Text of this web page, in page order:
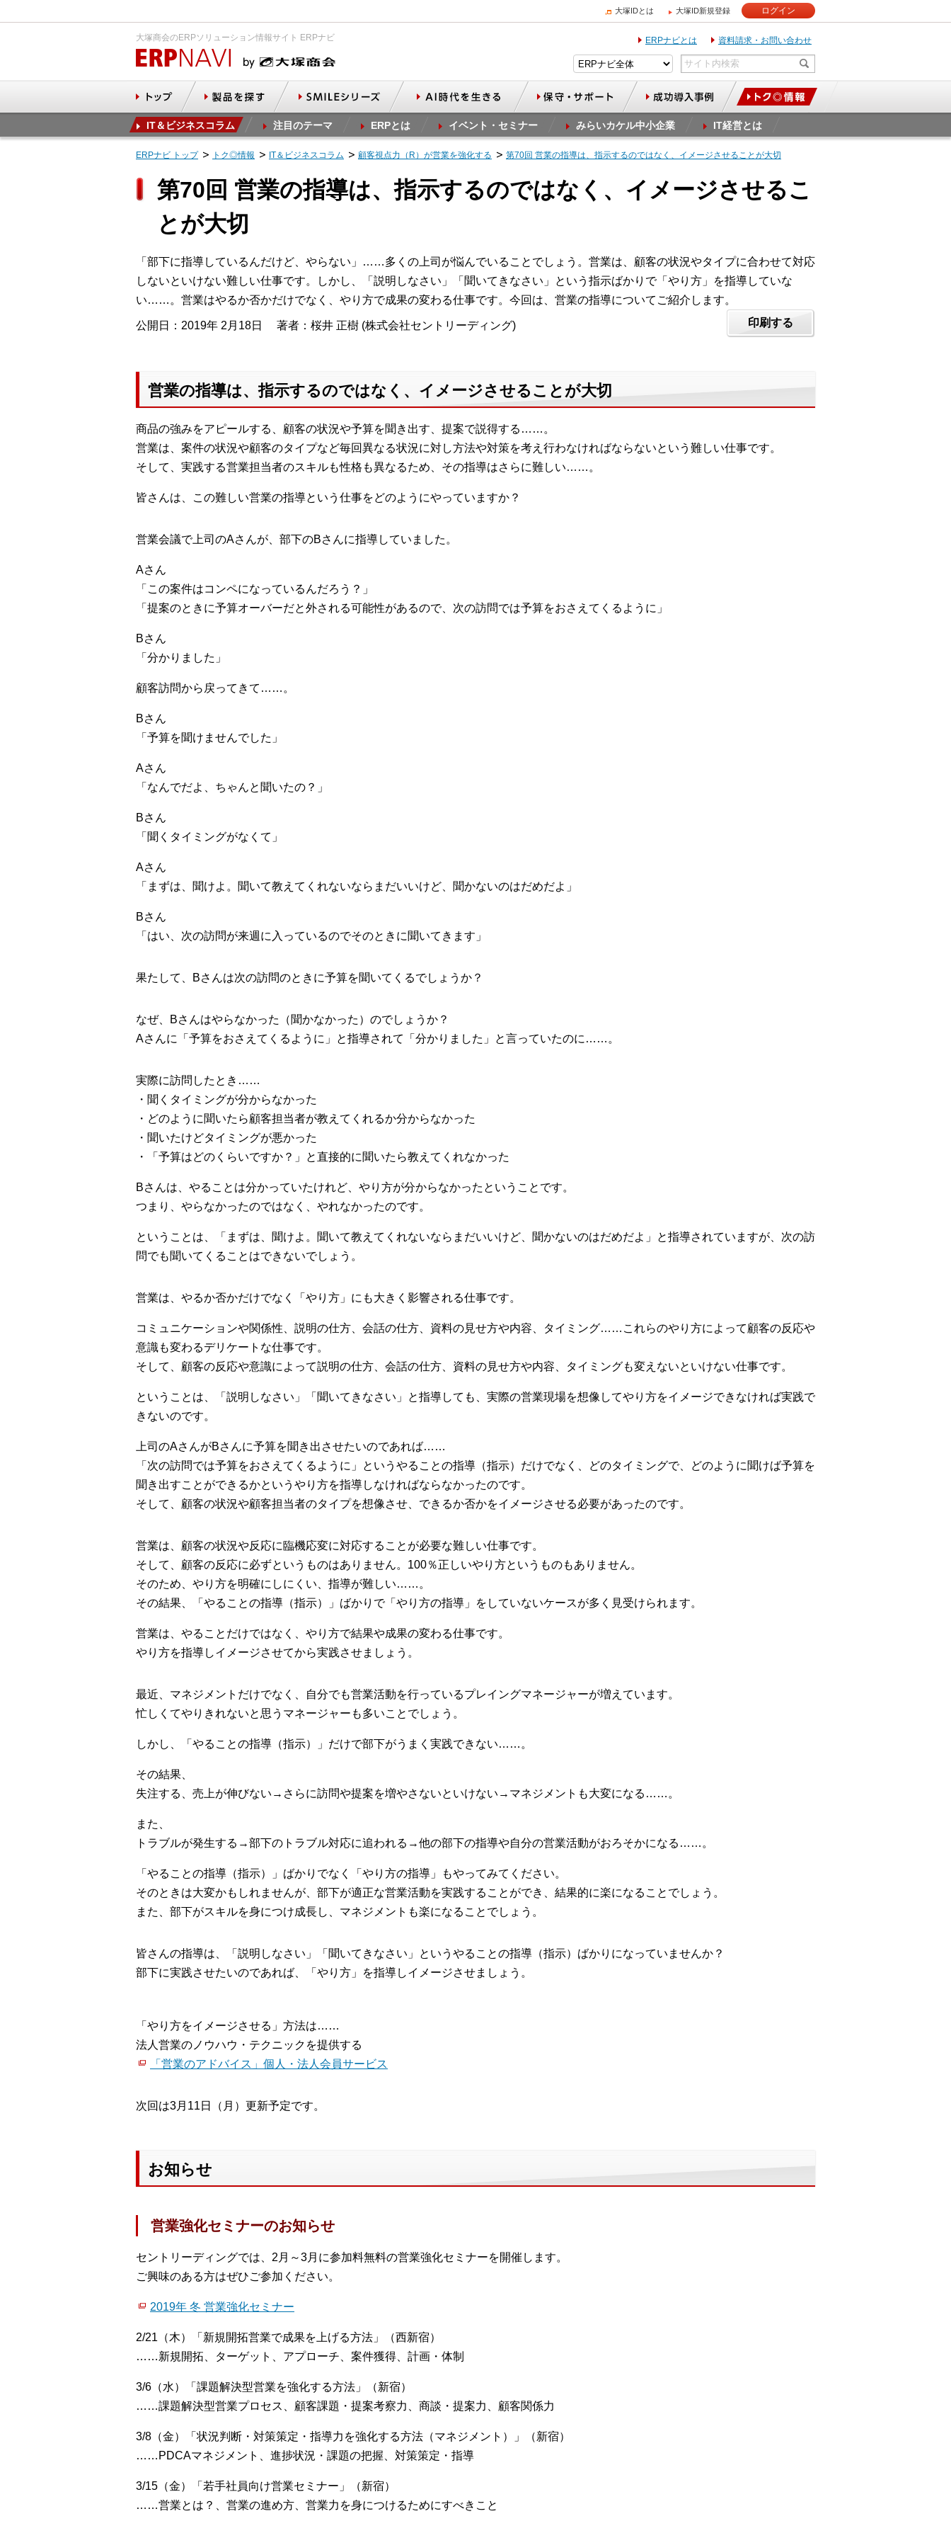
大塚IDとは 大塚ID新規登録 ログイン
大塚商会のERPソリューション情報サイト ERPナビ ERPナビとは 資料請求・お問い合わせ
IT＆ビジネスコラム 注目のテーマ ERPとは イベント・セミナー みらいカケル中小企業 IT経営とは
ERPナビ トップ トク◎情報 IT＆ビジネスコラム 顧客視点力（R）が営業を強化する 第70回 営業の指導は、指示するのではなく、イメージさせることが大切
第70回 営業の指導は、指示するのではなく、イメージさせるこ
とが大切
「部下に指導しているんだけど、やらない」……多くの上司が悩んでいることでしょう。営業は、顧客の状況やタイプに合わせて対応
しないといけない難しい仕事です。しかし、「説明しなさい」「聞いてきなさい」という指示ばかりで「やり方」を指導していな
い……。営業はやるか否かだけでなく、やり方で成果の変わる仕事です。今回は、営業の指導についてご紹介します。
公開日：2019年 2月18日 著者：桜井 正樹 (株式会社セントリーディング) 印刷する
営業の指導は、指示するのではなく、イメージさせることが大切
商品の強みをアピールする、顧客の状況や予算を聞き出す、提案で説得する……。
営業は、案件の状況や顧客のタイプなど毎回異なる状況に対し方法や対策を考え行わなければならないという難しい仕事です。
そして、実践する営業担当者のスキルも性格も異なるため、その指導はさらに難しい……。
皆さんは、この難しい営業の指導という仕事をどのようにやっていますか？
営業会議で上司のAさんが、部下のBさんに指導していました。
Aさん
「この案件はコンペになっているんだろう？」
「提案のときに予算オーバーだと外される可能性があるので、次の訪問では予算をおさえてくるように」
Bさん
「分かりました」
顧客訪問から戻ってきて……。
Bさん
「予算を聞けませんでした」
Aさん
「なんでだよ、ちゃんと聞いたの？」
Bさん
「聞くタイミングがなくて」
Aさん
「まずは、聞けよ。聞いて教えてくれないならまだいいけど、聞かないのはだめだよ」
Bさん
「はい、次の訪問が来週に入っているのでそのときに聞いてきます」
果たして、Bさんは次の訪問のときに予算を聞いてくるでしょうか？
なぜ、Bさんはやらなかった（聞かなかった）のでしょうか？
Aさんに「予算をおさえてくるように」と指導されて「分かりました」と言っていたのに……。
実際に訪問したとき……
・聞くタイミングが分からなかった
・どのように聞いたら顧客担当者が教えてくれるか分からなかった
・聞いたけどタイミングが悪かった
・「予算はどのくらいですか？」と直接的に聞いたら教えてくれなかった
Bさんは、やることは分かっていたけれど、やり方が分からなかったということです。
つまり、やらなかったのではなく、やれなかったのです。
ということは、「まずは、聞けよ。聞いて教えてくれないならまだいいけど、聞かないのはだめだよ」と指導されていますが、次の訪
問でも聞いてくることはできないでしょう。
営業は、やるか否かだけでなく「やり方」にも大きく影響される仕事です。
コミュニケーションや関係性、説明の仕方、会話の仕方、資料の見せ方や内容、タイミング……これらのやり方によって顧客の反応や
意識も変わるデリケートな仕事です。
そして、顧客の反応や意識によって説明の仕方、会話の仕方、資料の見せ方や内容、タイミングも変えないといけない仕事です。
ということは、「説明しなさい」「聞いてきなさい」と指導しても、実際の営業現場を想像してやり方をイメージできなければ実践で
きないのです。
上司のAさんがBさんに予算を聞き出させたいのであれば……
「次の訪問では予算をおさえてくるように」というやることの指導（指示）だけでなく、どのタイミングで、どのように聞けば予算を
聞き出すことができるかというやり方を指導しなければならなかったのです。
そして、顧客の状況や顧客担当者のタイプを想像させ、できるか否かをイメージさせる必要があったのです。
営業は、顧客の状況や反応に臨機応変に対応することが必要な難しい仕事です。
そして、顧客の反応に必ずというものはありません。100％正しいやり方というものもありません。
そのため、やり方を明確にしにくい、指導が難しい……。
その結果、「やることの指導（指示）」ばかりで「やり方の指導」をしていないケースが多く見受けられます。
営業は、やることだけではなく、やり方で結果や成果の変わる仕事です。
やり方を指導しイメージさせてから実践させましょう。
最近、マネジメントだけでなく、自分でも営業活動を行っているプレイングマネージャーが増えています。
忙しくてやりきれないと思うマネージャーも多いことでしょう。
しかし、「やることの指導（指示）」だけで部下がうまく実践できない……。
その結果、
失注する、売上が伸びない→さらに訪問や提案を増やさないといけない→マネジメントも大変になる……。
また、
トラブルが発生する→部下のトラブル対応に追われる→他の部下の指導や自分の営業活動がおろそかになる……。
「やることの指導（指示）」ばかりでなく「やり方の指導」もやってみてください。
そのときは大変かもしれませんが、部下が適正な営業活動を実践することができ、結果的に楽になることでしょう。
また、部下がスキルを身につけ成長し、マネジメントも楽になることでしょう。
皆さんの指導は、「説明しなさい」「聞いてきなさい」というやることの指導（指示）ばかりになっていませんか？
部下に実践させたいのであれば、「やり方」を指導しイメージさせましょう。
「やり方をイメージさせる」方法は……
法人営業のノウハウ・テクニックを提供する
「営業のアドバイス」個人・法人会員サービス
次回は3月11日（月）更新予定です。
お知らせ
営業強化セミナーのお知らせ
セントリーディングでは、2月～3月に参加料無料の営業強化セミナーを開催します。
ご興味のある方はぜひご参加ください。
2019年 冬 営業強化セミナー
2/21（木）「新規開拓営業で成果を上げる方法」（西新宿）
……新規開拓、ターゲット、アプローチ、案件獲得、計画・体制
3/6（水）「課題解決型営業を強化する方法」（新宿）
……課題解決型営業プロセス、顧客課題・提案考察力、商談・提案力、顧客関係力
3/8（金）「状況判断・対策策定・指導力を強化する方法（マネジメント）」（新宿）
……PDCAマネジメント、進捗状況・課題の把握、対策策定・指導
3/15（金）「若手社員向け営業セミナー」（新宿）
……営業とは？、営業の進め方、営業力を身につけるためにすべきこと